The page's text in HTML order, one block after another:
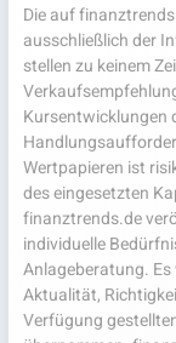
Die auf
ausschließlich der
stellen zu keinem
Kursentwicklungen
Wertpapieren ist
des eingesetzten
finanztrends.de
individuelle
Anlageberatung.
Aktualität,
Verfügung